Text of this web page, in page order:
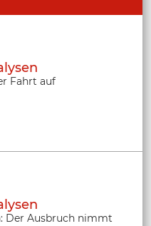
Fahrt auf
Der Ausbruch nimmt